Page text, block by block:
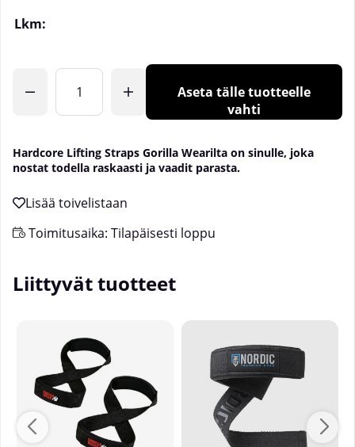
Lkm:
Aseta tälle tuotteelle
vahti
Hardcore Lifting Straps Gorilla Wearilta on sinulle, joka
nostat todella raskaasti ja vaadit parasta.
Toimitusaika: Tilapäisesti loppu
Liittyvät tuotteet